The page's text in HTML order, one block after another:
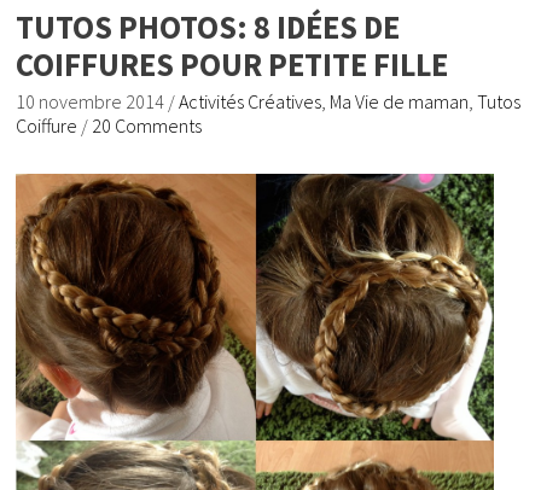
TUTOS PHOTOS: 8 IDÉES DE
COIFFURES POUR PETITE FILLE
10 novembre 2014 /Activités Créatives, Ma Vie de maman,Tutos
Coiffure / 20 Comments